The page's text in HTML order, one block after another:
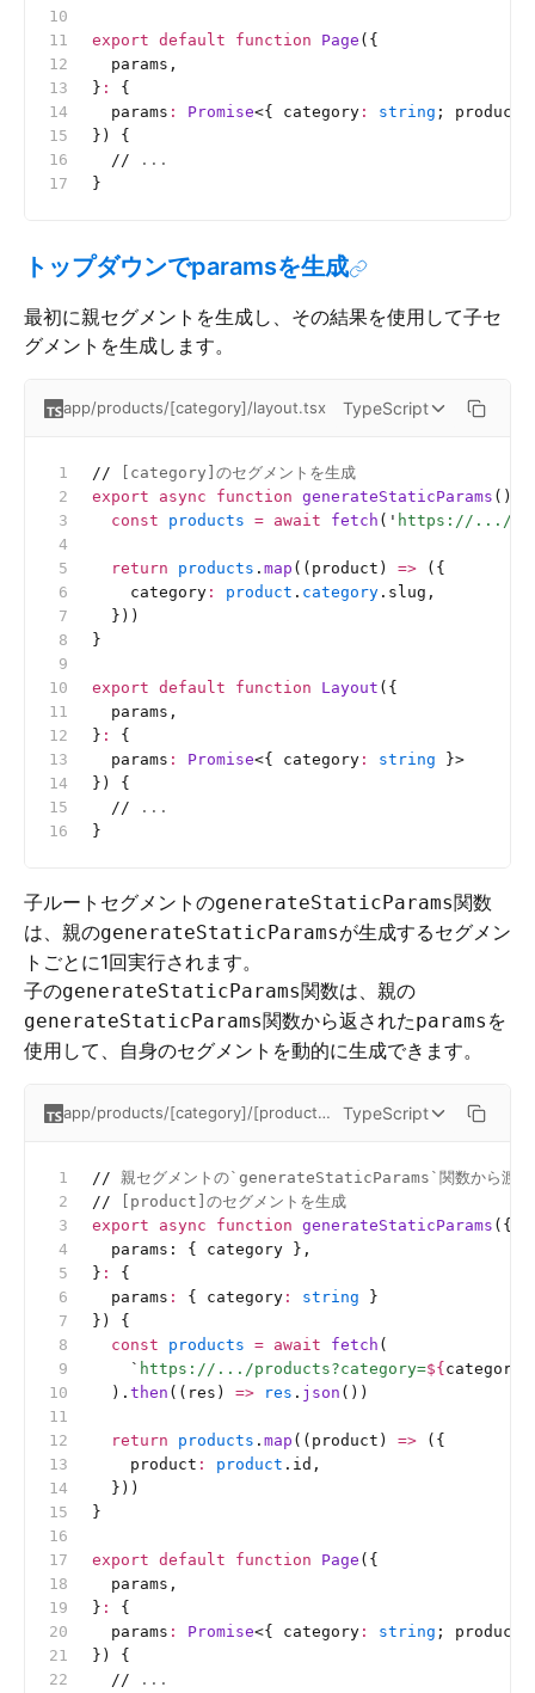
export default function Page ({
  params,
} :
{
  params
: Promise<{ category : string ; product
}) {
  //
...
}
トップダウンでparamsを生成
最初に親セグメントを生成し、その結果を使用して子セ
グメントを生成します。
app/products/[category]/layout.tsx TypeScript
// [category]のセグメントを生成
export async function generateStaticParams () {
  const
products = await fetch ( ' https://.../
  return
products . map ((product) => ({
    category
: product . category .slug,
  }))
}
export default function Layout ({
  params,
} :
{
  params
: Promise<{ category : string }>
}) {
  //
...
}
子ルートセグメントのgenerateStaticParams関数
は、親のgenerateStaticParamsが生成するセグメン
トごとに1回実行されます。
子のgenerateStaticParams関数は、親の
generateStaticParams関数から返されたparams を
使用して、自身のセグメントを動的に生成できます。
app/products/[category]/[product]/page.tsx TypeScript
// 親セグメントの`generateStaticParams`関数から渡さ
// [product]のセグメントを生成
export async function generateStaticParams ({
  params: { category },
} :
{
  params
: { category : string }
}) {
  const
products = await fetch (
    `
https://.../products?category=${ category
  ).
then ((res) => res . json ())
  return
products . map ((product) => ({
    product
: product .id,
  }))
}
export default function Page ({
  params,
} :
{
  params
: Promise<{ category : string ; product
}) {
  //
...